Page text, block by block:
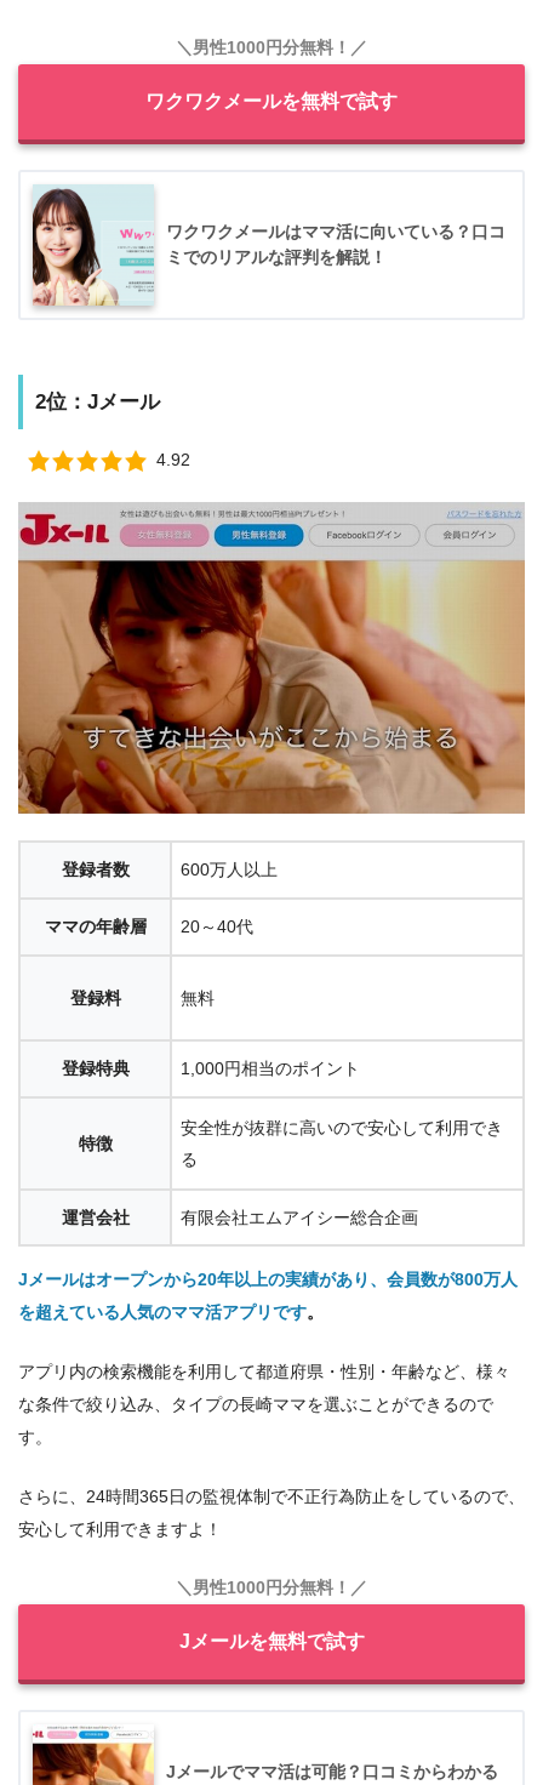
＼男性1000円分無料！／
ワクワクメールを無料で試す
ワクワクメールはママ活に向いている？口コ
ミでのリアルな評判を解説！
2位：Jメール
4.92
登録者数 600万人以上
ママの年齢層 20～40代
登録料 無料
登録特典 1,000円相当のポイント
特徴
安全性が抜群に高いので安心して利用でき
る
運営会社 有限会社エムアイシー総合企画
Jメールはオープンから20年以上の実績があり、会員数が800万人
を超えている人気のママ活アプリです。
アプリ内の検索機能を利用して都道府県・性別・年齢など、様々
な条件で絞り込み、タイプの長崎ママを選ぶことができるので
す。
さらに、24時間365日の監視体制で不正行為防止をしているので、
安心して利用できますよ！
＼男性1000円分無料！／
Jメールを無料で試す
Jメールでママ活は可能？口コミからわかる